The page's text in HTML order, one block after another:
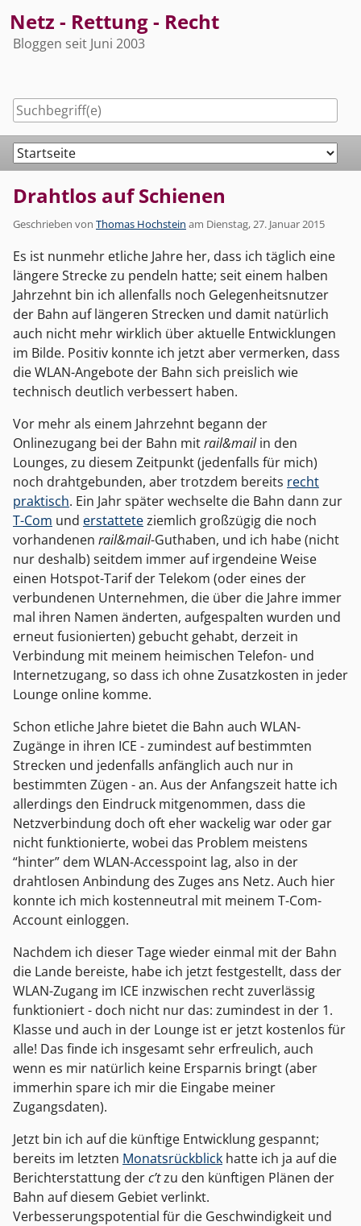
to
content
Netz - Rettung - Recht
Bloggen seit Juni 2003
Navigation
Drahtlos auf Schienen
Geschrieben von Thomas Hochstein am Dienstag, 27. Januar 2015
Es ist nunmehr etliche Jahre her, dass ich täglich eine
längere Strecke zu pendeln hatte; seit einem halben
Jahrzehnt bin ich allenfalls noch Gelegenheitsnutzer
der Bahn auf längeren Strecken und damit natürlich
auch nicht mehr wirklich über aktuelle Entwicklungen
im Bilde. Positiv konnte ich jetzt aber vermerken, dass
die WLAN-Angebote der Bahn sich preislich wie
technisch deutlich verbessert haben.
Vor mehr als einem Jahrzehnt begann der
Onlinezugang bei der Bahn mitrail&mailin den
Lounges, zu diesem Zeitpunkt (jedenfalls für mich)
noch drahtgebunden, aber trotzdem bereits recht
praktisch. Ein Jahr später wechselte die Bahn dann zur
T-Com und erstatteteziemlich großzügig die noch
vorhandenen rail&mail-Guthaben, und ich habe (nicht
nur deshalb) seitdem immer auf irgendeine Weise
einen Hotspot-Tarif der Telekom (oder eines der
verbundenen Unternehmen, die über die Jahre immer
mal ihren Namen änderten, aufgespalten wurden und
erneut fusionierten) gebucht gehabt, derzeit in
Verbindung mit meinem heimischen Telefon- und
Internetzugang, so dass ich ohne Zusatzkosten in jeder
Lounge online komme.
Schon etliche Jahre bietet die Bahn auch WLAN-
Zugänge in ihren ICE - zumindest auf bestimmten
Strecken und jedenfalls anfänglich auch nur in
bestimmten Zügen - an. Aus der Anfangszeit hatte ich
allerdings den Eindruck mitgenommen, dass die
Netzverbindung doch oft eher wackelig war oder gar
nicht funktionierte, wobei das Problem meistens
“hinter” dem WLAN-Accesspoint lag, also in der
drahtlosen Anbindung des Zuges ans Netz. Auch hier
konnte ich mich kostenneutral mit meinem T-Com-
Account einloggen.
Nachdem ich dieser Tage wieder einmal mit der Bahn
die Lande bereiste, habe ich jetzt festgestellt, dass der
WLAN-Zugang im ICE inzwischen recht zuverlässig
funktioniert - doch nicht nur das: zumindest in der 1.
Klasse und auch in der Lounge ist er jetzt kostenlos für
alle! Das finde ich insgesamt sehr erfreulich, auch
wenn es mir natürlich keine Ersparnis bringt (aber
immerhin spare ich mir die Eingabe meiner
Zugangsdaten).
Jetzt bin ich auf die künftige Entwicklung gespannt;
bereits im letzten Monatsrückblick hatte ich ja auf die
Berichterstattung derc’tzu den künftigen Plänen der
Bahn auf diesem Gebiet verlinkt.
Verbesserungspotential für die Geschwindigkeit und